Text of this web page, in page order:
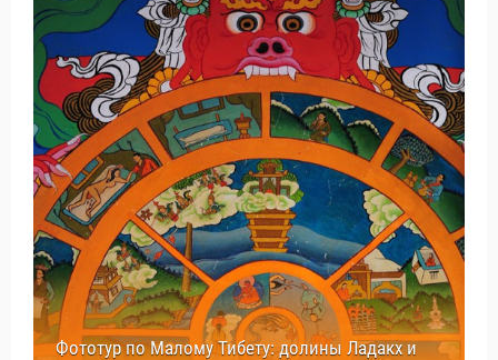
Фототур по Малому Тибету: долины Ладакх и